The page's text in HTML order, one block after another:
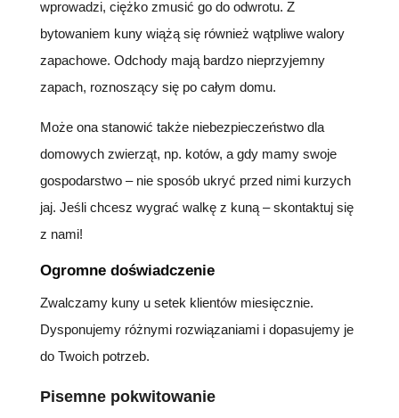
wprowadzi, ciężko zmusić go do odwrotu. Z
bytowaniem kuny wiążą się również wątpliwe walory
zapachowe. Odchody mają bardzo nieprzyjemny
zapach, roznoszący się po całym domu.
Może ona stanowić także niebezpieczeństwo dla
domowych zwierząt, np. kotów, a gdy mamy swoje
gospodarstwo – nie sposób ukryć przed nimi kurzych
jaj. Jeśli chcesz wygrać walkę z kuną – skontaktuj się
z nami!
Ogromne doświadczenie
Zwalczamy kuny u setek klientów miesięcznie.
Dysponujemy różnymi rozwiązaniami i dopasujemy je
do Twoich potrzeb.
Pisemne pokwitowanie